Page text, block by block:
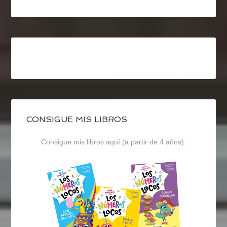
CONSIGUE MIS LIBROS
Consigue mis libros aquí (a partir de 4 años):